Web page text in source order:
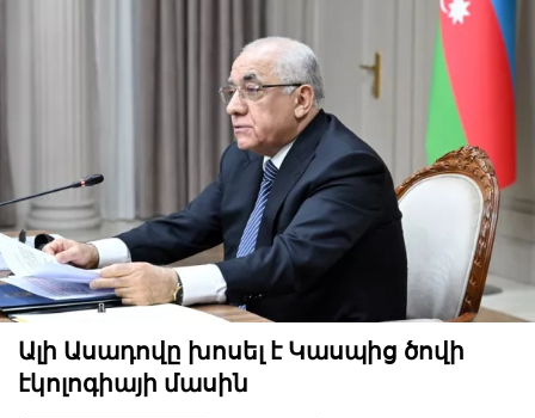
Ալի Ասադովը խոսել է Կասպից ծովի
էկոլոգիայի մասին